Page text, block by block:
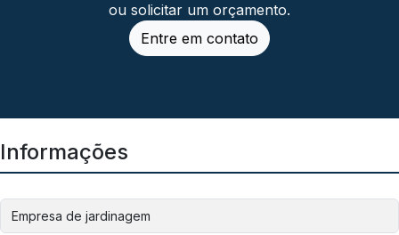
ou solicitar um orçamento.
Entre em contato
Informações
Empresa de jardinagem